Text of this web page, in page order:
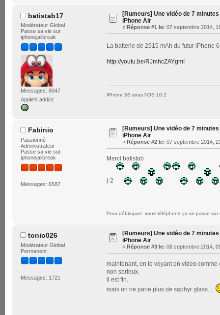
batistab17
Modérateur Global
Passe sa vie sur
iphonejailbreak
Messages: 8047
Apple's addict
[Rumeurs] Une vidéo de 7
iPhone Air
« Réponse #1 le: 07 septembre 2014,
La batterie de 2915 mAh du futur iPhone
http://youtu.be/RJmhcZAYgmI
iPhone 5S sous l'iOS 10.2
Fabinio
Passionné
Administrateur
Passe sa vie sur
iphonejailbreak
Messages: 6587
[Rumeurs] Une vidéo de 7
iPhone Air
« Réponse #2 le: 07 septembre 2014,
Merci batistab
j-2
Pour débloquer votre téléphone ça se passe sur
tonio026
Modérateur Global
Permanent
Messages: 1721
[Rumeurs] Une vidéo de 7
iPhone Air
« Réponse #3 le: 08 septembre 2014,
maintenant, en le voyant en video
non serieux.
il est fin..
mais on ne parle plus de saphyr glass....